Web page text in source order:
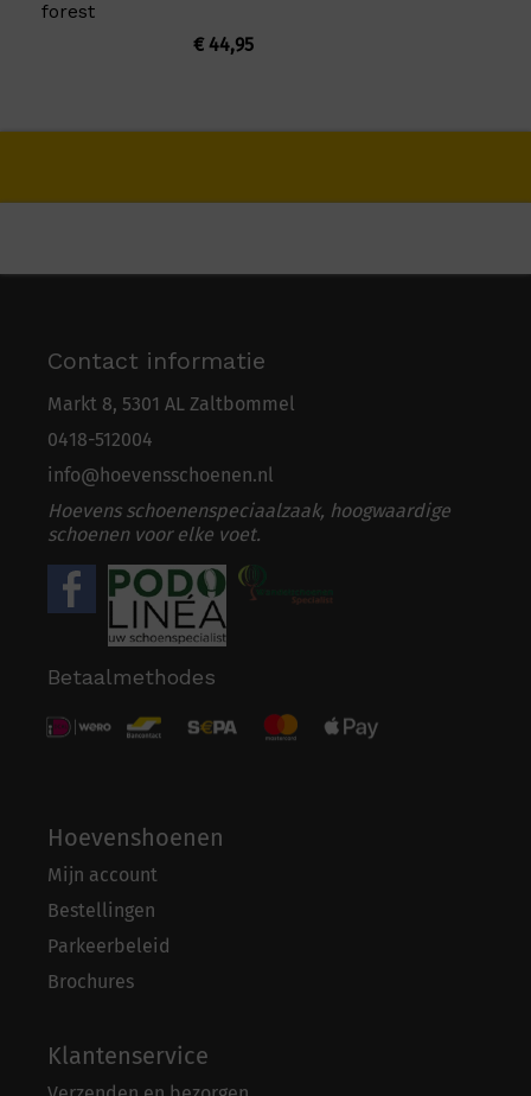
forest
€44,95
Contact informatie
Markt 8, 5301 AL Zaltbommel
0418-512004
info@hoevensschoenen.nl
Hoevens schoenenspeciaalzaak, hoogwaardige
schoenen voor elke voet.
Betaalmethodes
Hoevenshoenen
Mijn account
Bestellingen
Parkeerbeleid
Brochures
Klantenservice